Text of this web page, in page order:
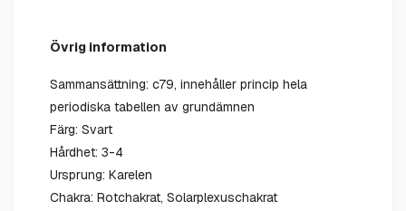
Övrig information
Sammansättning: c79, innehåller princip hela
periodiska tabellen av grundämnen
Färg: Svart
Hårdhet: 3-4
Ursprung: Karelen
Chakra: Rotchakrat, Solarplexuschakrat